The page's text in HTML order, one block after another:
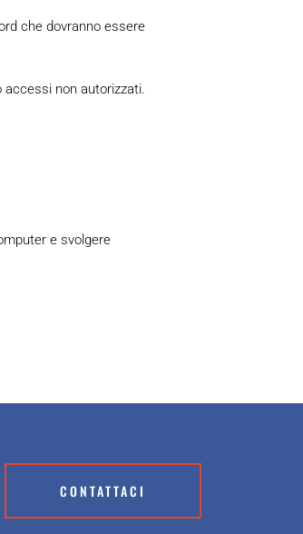
che dovranno essere
accessi non autorizzati.
e svolgere
CONTATTACI